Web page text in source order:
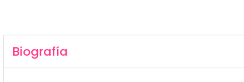
Biografía